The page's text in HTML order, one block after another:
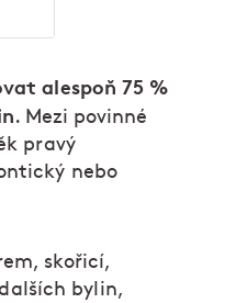
alespoň 75 %
. Mezi povinné
pravý
nebo
skořicí,
bylin,